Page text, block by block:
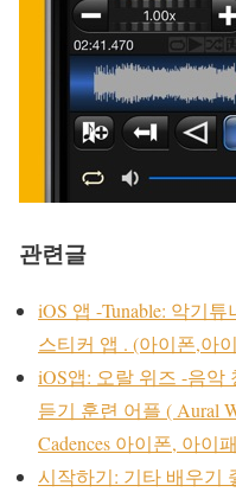
관련글
iOS 앱 -Tunable: 악기
스티커 앱 . (아이폰,아
iOS앱: 오랄 위즈 -음악
듣기 훈련 어플 ( Aural
Cadences 아이폰, 아이
시작하기: 기타 배우기